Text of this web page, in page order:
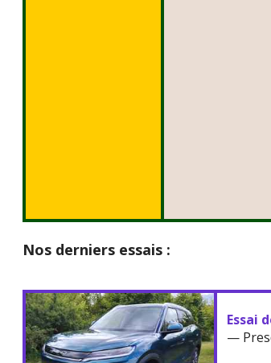
Nos derniers essais :
Essai
—